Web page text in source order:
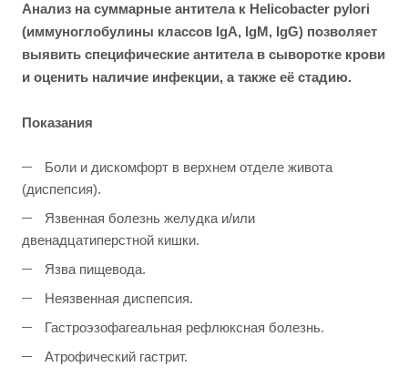
Анализ на суммарные антитела к Helicobacter pylori
(иммуноглобулины классов IgA, IgM, IgG) позволяет
выявить специфические антитела в сыворотке крови
и оценить наличие инфекции, а также её стадию.
Показания
Боли и дискомфорт в верхнем отделе живота
(диспепсия).
Язвенная болезнь желудка и/или
двенадцатиперстной кишки.
Язва пищевода.
Неязвенная диспепсия.
Гастроэзофагеальная рефлюксная болезнь.
Атрофический гастрит.